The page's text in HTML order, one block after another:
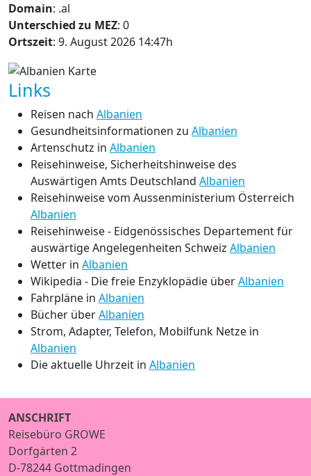
Domain: .al
Unterschied zu MEZ: 0
Ortszeit: 9. August 2026 14:47h
Links
Reisen nach Albanien
Gesundheitsinformationen zu Albanien
Artenschutz in Albanien
Reisehinweise, Sicherheitshinweise des
Auswärtigen Amts Deutschland Albanien
Reisehinweise vom Aussenministerium Österreich
Albanien
Reisehinweise - Eidgenössisches Departement für
auswärtige Angelegenheiten Schweiz Albanien
Wetter in Albanien
Wikipedia - Die freie Enzyklopädie überAlbanien
Fahrpläne in Albanien
Bücher überAlbanien
Strom, Adapter, Telefon, Mobilfunk Netze in
Albanien
Die aktuelle Uhrzeit in Albanien
ANSCHRIFT
Reisebüro GROWE
Dorfgärten 2
D-78244 Gottmadingen